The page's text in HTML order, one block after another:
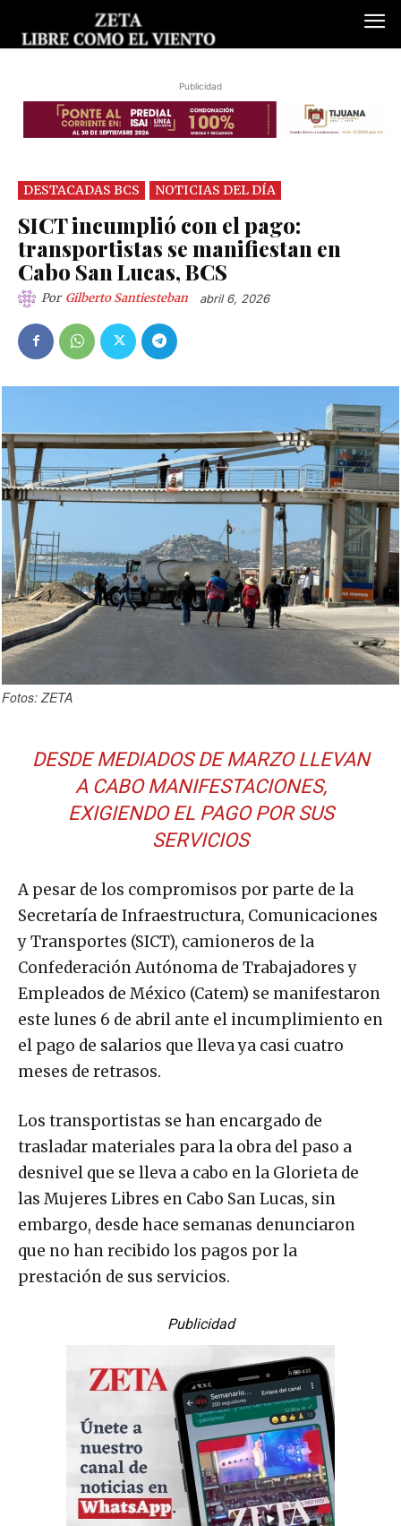
Publicidad
DESTACADAS BCS NOTICIAS DEL DÍA
SICT incumplió con el pago:
transportistas se manifiestan en
Cabo San Lucas, BCS
Por Gilberto Santiesteban abril 6, 2026
Fotos: ZETA
DESDE MEDIADOS DE MARZO LLEVAN
A CABO MANIFESTACIONES,
EXIGIENDO EL PAGO POR SUS
SERVICIOS
A pesar de los compromisos por parte de la
Secretaría de Infraestructura, Comunicaciones
y Transportes (SICT), camioneros de la
Confederación Autónoma de Trabajadores y
Empleados de México (Catem) se manifestaron
este lunes 6 de abril ante el incumplimiento en
el pago de salarios que lleva ya casi cuatro
meses de retrasos.
Los transportistas se han encargado de
trasladar materiales para la obra del paso a
desnivel que se lleva a cabo en la Glorieta de
las Mujeres Libres en Cabo San Lucas, sin
embargo, desde hace semanas denunciaron
que no han recibido los pagos por la
prestación de sus servicios.
Publicidad